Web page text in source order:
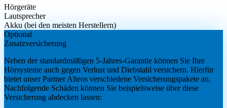
Hörgeräte
Lautsprecher
Akku (bei den meisten Herstellern)
Optional
Zusatzversicherung
Neben der standardmäßigen 5-Jahres-Garantie können Sie Ihre
Hörsysteme auch gegen Verlust und Diebstahl versichern. Hierfür
bietet unser Partner Alteos verschiedene Versicherungspakete an.
Nachfolgende Schäden können Sie beispielsweise über diese
Versicherung abdecken lassen: